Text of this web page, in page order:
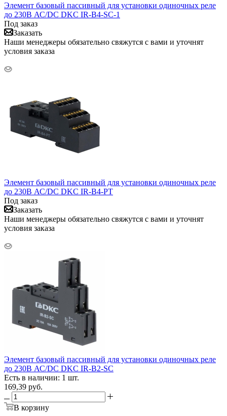
Элемент базовый пассивный для установки одиночных реле
до 230В АС/DC DKC IR-B4-SC-1
Под заказ
Заказать
Наши менеджеры обязательно свяжутся с вами и уточнят
условия заказа
Элемент базовый пассивный для установки одиночных реле
до 230В АС/DC DKC IR-B4-PT
Под заказ
Заказать
Наши менеджеры обязательно свяжутся с вами и уточнят
условия заказа
Элемент базовый пассивный для установки одиночных реле
до 230В АС/DC DKC IR-B2-SC
Есть в наличии: 1 шт.
169,39 руб.
В корзину